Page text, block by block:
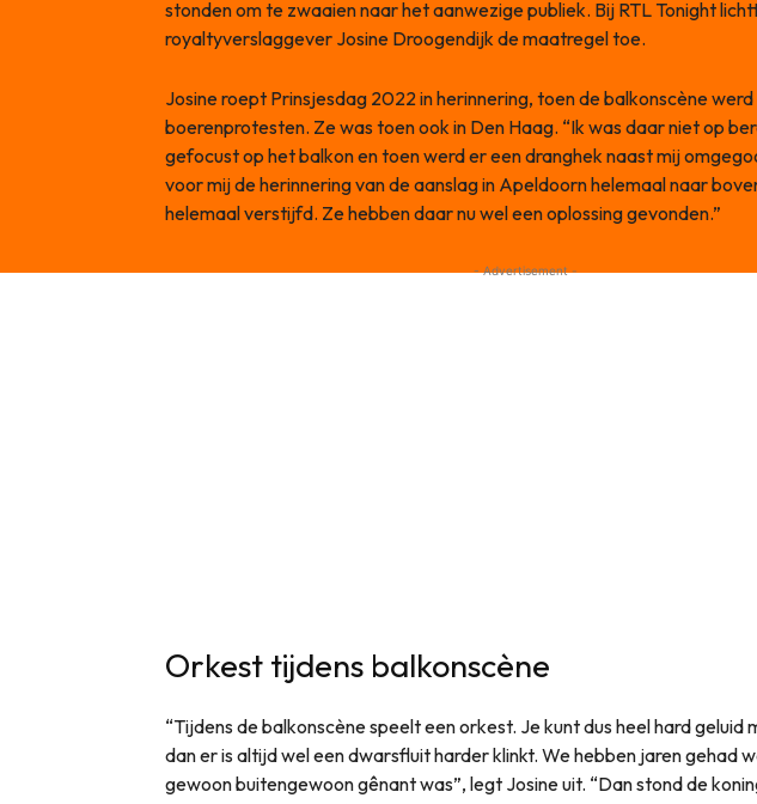
stonden om te zwaaien naar het aanwezige publiek. Bij RTL Tonight
royaltyverslaggever Josine Droogendijk de maatregel toe.
Josine roept Prinsjesdag 2022 in herinnering, toen de balkonscène
boerenprotesten. Ze was toen ook in Den Haag. “Ik was daar niet op
gefocust op het balkon en toen werd er een dranghek naast mij
voor mij de herinnering van de aanslag in Apeldoorn helemaal naar
helemaal verstijfd. Ze hebben daar nu wel een oplossing gevonden.”
- Advertisement -
Orkest tijdens balkonscène
“Tijdens de balkonscène speelt een orkest. Je kunt dus heel hard geluid
dan er is altijd wel een dwarsfluit harder klinkt. We hebben jaren gehad
gewoon buitengewoon gênant was”, legt Josine uit. “Dan stond de